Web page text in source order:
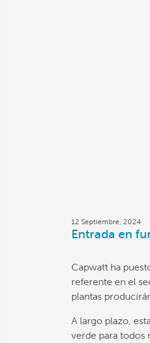
12 Septiembre, 2024
Entrada en
Capwatt ha
referente en el
plantas
A largo plazo,
verde para todos